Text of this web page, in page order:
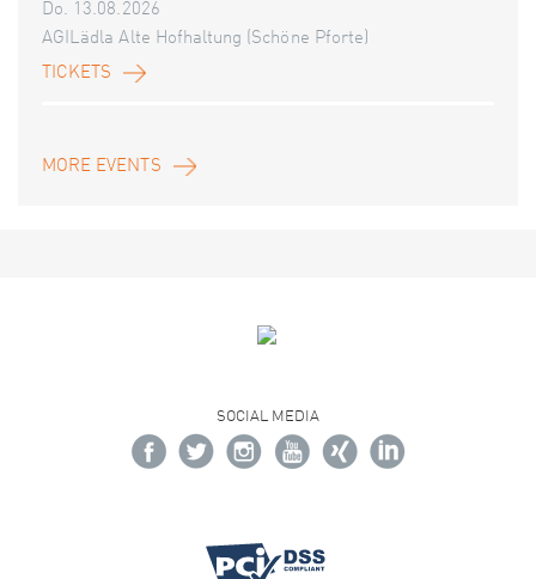
Do. 13.08.2026
AGILädla Alte Hofhaltung (Schöne Pforte)
TICKETS
MORE EVENTS
SOCIAL MEDIA